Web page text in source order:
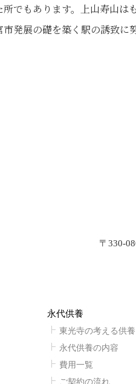
でもあります。上山寿山は
市発展の礎を築く駅の誘致に
〒330-
永代供養
東光寺の考える供養
永代供養の内容
費用一覧
ご契約の流れ